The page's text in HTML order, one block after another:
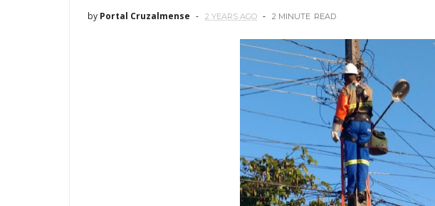
by Portal Cruzalmense 2 YEARS AGO 2 MINUTE READ